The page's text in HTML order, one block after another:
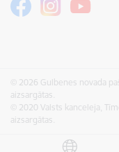
© 2026 Gulbenes novada
aizsargātas.
© 2020 Valsts kanceleja,
aizsargātas.